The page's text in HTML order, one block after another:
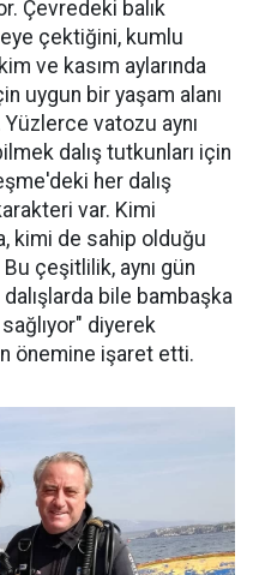
Çevredeki balık
çektiğini, kumlu
ve kasım aylarında
uygun bir yaşam alanı
vatozu aynı
dalış tutkunları için
her dalış
var. Kimi
kimi de sahip olduğu
çeşitlilik, aynı gün
bile bambaşka
sağlıyor" diyerek
önemine işaret etti.